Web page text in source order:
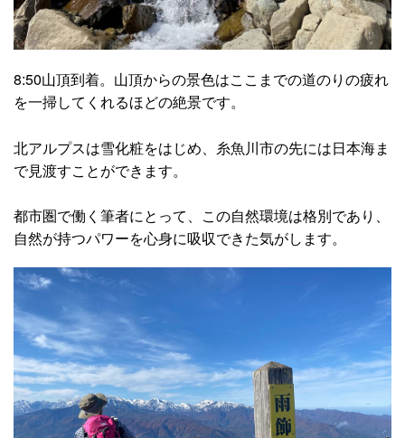
8:50山頂到着。山頂からの景色はここまでの道のりの疲れ
を一掃してくれるほどの絶景です。
北アルプスは雪化粧をはじめ、糸魚川市の先には日本海ま
で見渡すことができます。
都市圏で働く筆者にとって、この自然環境は格別であり、
自然が持つパワーを心身に吸収できた気がします。